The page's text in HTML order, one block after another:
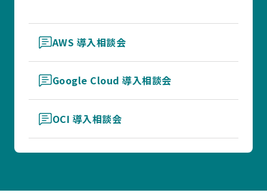
AWS 導入相談会
Google Cloud 導入相談会
OCI 導入相談会